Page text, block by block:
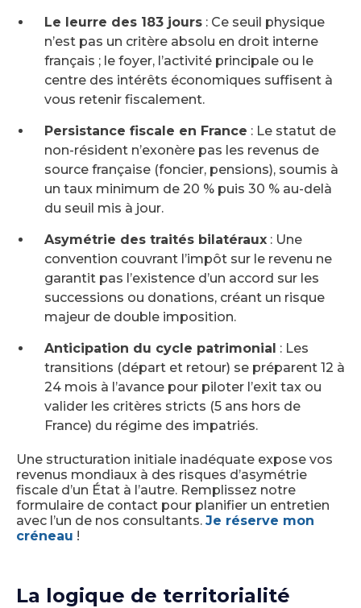
Le leurre des 183 jours : Ce seuil physique
n’est pas un critère absolu en droit interne
français ; le foyer, l’activité principale ou le
centre des intérêts économiques suffisent à
vous retenir fiscalement.
Persistance fiscale en France : Le statut de
non-résident n’exonère pas les revenus de
source française (foncier, pensions), soumis à
un taux minimum de 20 % puis 30 % au-delà
du seuil mis à jour.
Asymétrie des traités bilatéraux : Une
convention couvrant l’impôt sur le revenu ne
garantit pas l’existence d’un accord sur les
successions ou donations, créant un risque
majeur de double imposition.
Anticipation du cycle patrimonial : Les
transitions (départ et retour) se préparent 12 à
24 mois à l’avance pour piloter l’exit tax ou
valider les critères stricts (5 ans hors de
France) du régime des impatriés.
Une structuration initiale inadéquate expose vos
revenus mondiaux à des risques d’asymétrie
fiscale d’un État à l’autre. Remplissez notre
formulaire de contact pour planifier un entretien
avec l’un de nos consultants. Je réserve mon
créneau !
La logique de territorialité